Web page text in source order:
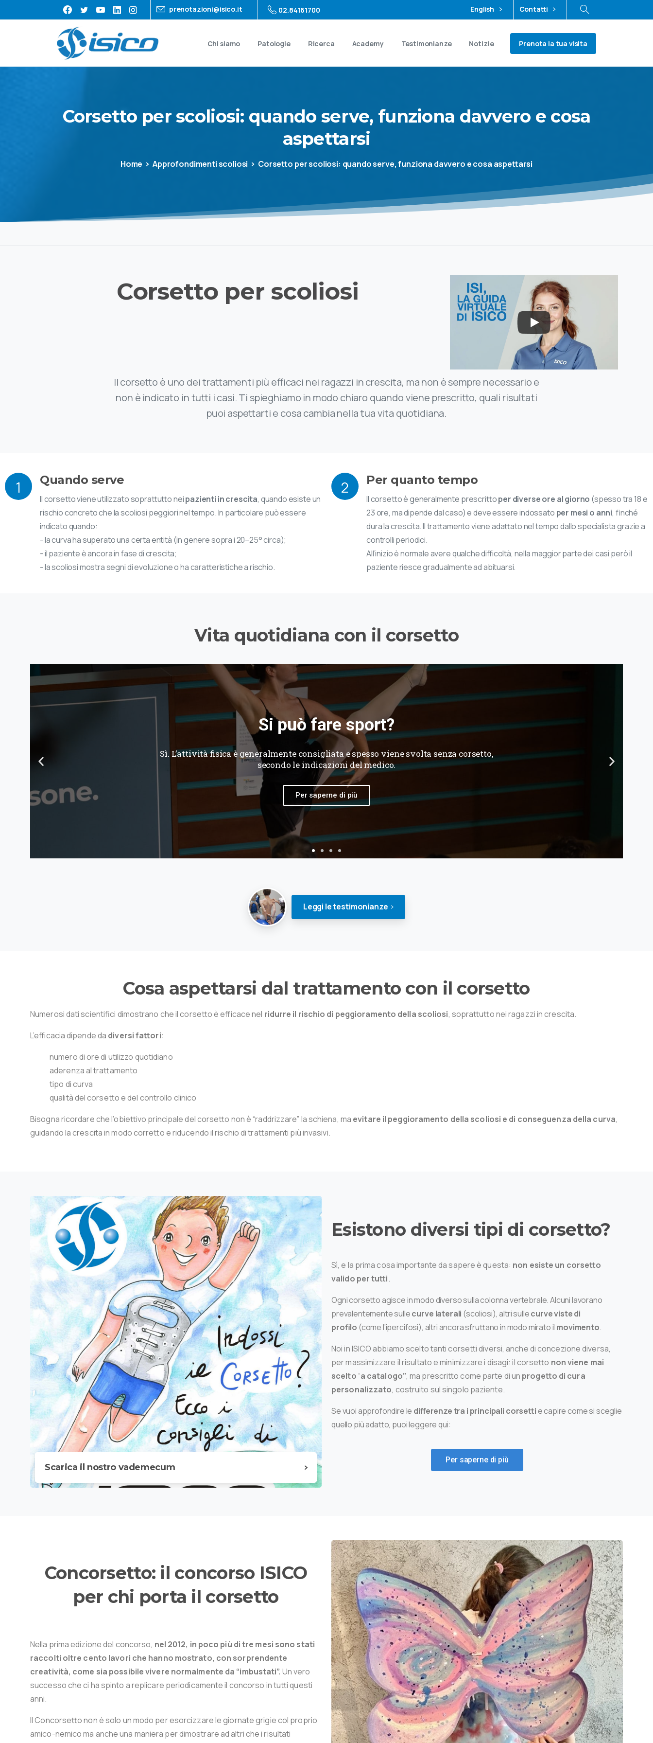
prenotazioni@isico.it 02.84161700 English Contatti
Chi siamo Patologie Ricerca Academy Testimonianze Notizie Prenota la tua visita
Corsetto per scoliosi: quando serve, funziona davvero e cosa
aspettarsi
Home Approfondimenti scoliosi Corsetto per scoliosi: quando serve, funziona davvero e cosa aspettarsi
Corsetto per scoliosi
Il corsetto è uno dei trattamenti più efficaci nei ragazzi in crescita, ma non è sempre necessario e
non è indicato in tutti i casi. Ti spieghiamo in modo chiaro quando viene prescritto, quali risultati
puoi aspettarti e cosa cambia nella tua vita quotidiana.
1 Quando serve
Il corsetto viene utilizzato soprattutto neipazienti in crescita, quando esiste un
rischio concreto che la scoliosi peggiori nel tempo. In particolare può essere
indicato quando:
- la curva ha superato una certa entità (in genere sopra i 20–25° circa);
- il paziente è ancora in fase di crescita;
- la scoliosi mostra segni di evoluzione o ha caratteristiche a rischio.
2 Per quanto tempo
Il corsetto è generalmente prescrittoper diverse ore al giorno (spesso tra 18 e
23 ore, ma dipende dal caso) e deve essere indossato per mesi o anni, finché
dura la crescita. Il trattamento viene adattato nel tempo dallo specialista grazie a
controlli periodici.
All’inizio è normale avere qualche difficoltà, nella maggior parte dei casi però il
paziente riesce gradualmente ad abituarsi.
Vita quotidiana con il corsetto
Si può fare il bagno?
Sì, è possibile fare il bagno con indosso il corsetto! Basta rispettare una piccola serie di
accorgimenti, facendo attenzione e ricordando che non tutti i corsetti purtroppo lo
permettono.
Per saperne di più
Leggi le testimonianze
Cosa aspettarsi dal trattamento con il corsetto
Numerosi dati scientifici dimostrano che il corsetto è efficace nel ridurre il rischio di peggioramento della scoliosi, soprattutto nei ragazzi in crescita.
L’efficacia dipende da diversi fattori:
numero di ore di utilizzo quotidiano
aderenza al trattamento
tipo di curva
qualità del corsetto e del controllo clinico
Bisogna ricordare che l’obiettivo principale del corsetto non è “raddrizzare” la schiena, ma evitare il peggioramento della scoliosi e di conseguenza della curva,
guidando la crescita in modo correttoeriducendo il rischio di trattamenti più invasivi.
Scarica il nostro vademecum
Esistono diversi tipi di corsetto?
Sì, e la prima cosa importante da sapere è questa: non esiste un corsetto
valido per tutti.
Ogni corsetto agisce in modo diverso sulla colonna vertebrale. Alcuni lavorano
prevalentemente sullecurve laterali (scoliosi), altri sullecurve viste di
profilo (come l’ipercifosi), altri ancora sfruttano in modo mirato il movimento.
Noi in ISICO abbiamo scelto tanti corsetti diversi, anche di concezione diversa,
per massimizzare il risultato e minimizzare i disagi: il corsetto non viene mai
scelto“a catalogo”, ma prescritto come parte di un progetto di cura
personalizzato, costruito sul singolo paziente.
Se vuoi approfondire le differenze tra i principali corsettie capire come si sceglie
quello più adatto, puoi leggere qui:
Per saperne di più
Concorsetto: il concorso ISICO
per chi porta il corsetto
Nella prima edizione del concorso, nel 2012, in poco più di tre mesi sono stati
raccolti oltre cento lavori che hanno mostrato, con sorprendente
creatività, come sia possibile vivere normalmente da “imbustati”. Un vero
successo che ci ha spinto a replicare periodicamente il concorso in tutti questi
anni.
Il Concorsetto non è solo un modo per esorcizzare le giornate grigie col proprio
amico-nemico ma anche una maniera per dimostrare ad altri che i risultati